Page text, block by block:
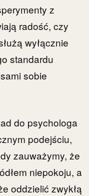
z
radość, czy
wyłącznie
standardu
sobie
do psychologa
podejściu,
zauważymy, że
niepokoju, a
oddzielić zwykłą